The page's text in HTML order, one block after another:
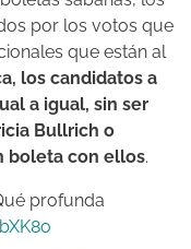
por los votos que
que están al
los candidatos a
a igual, sin ser
Bullrich o
boleta con ellos.
profunda